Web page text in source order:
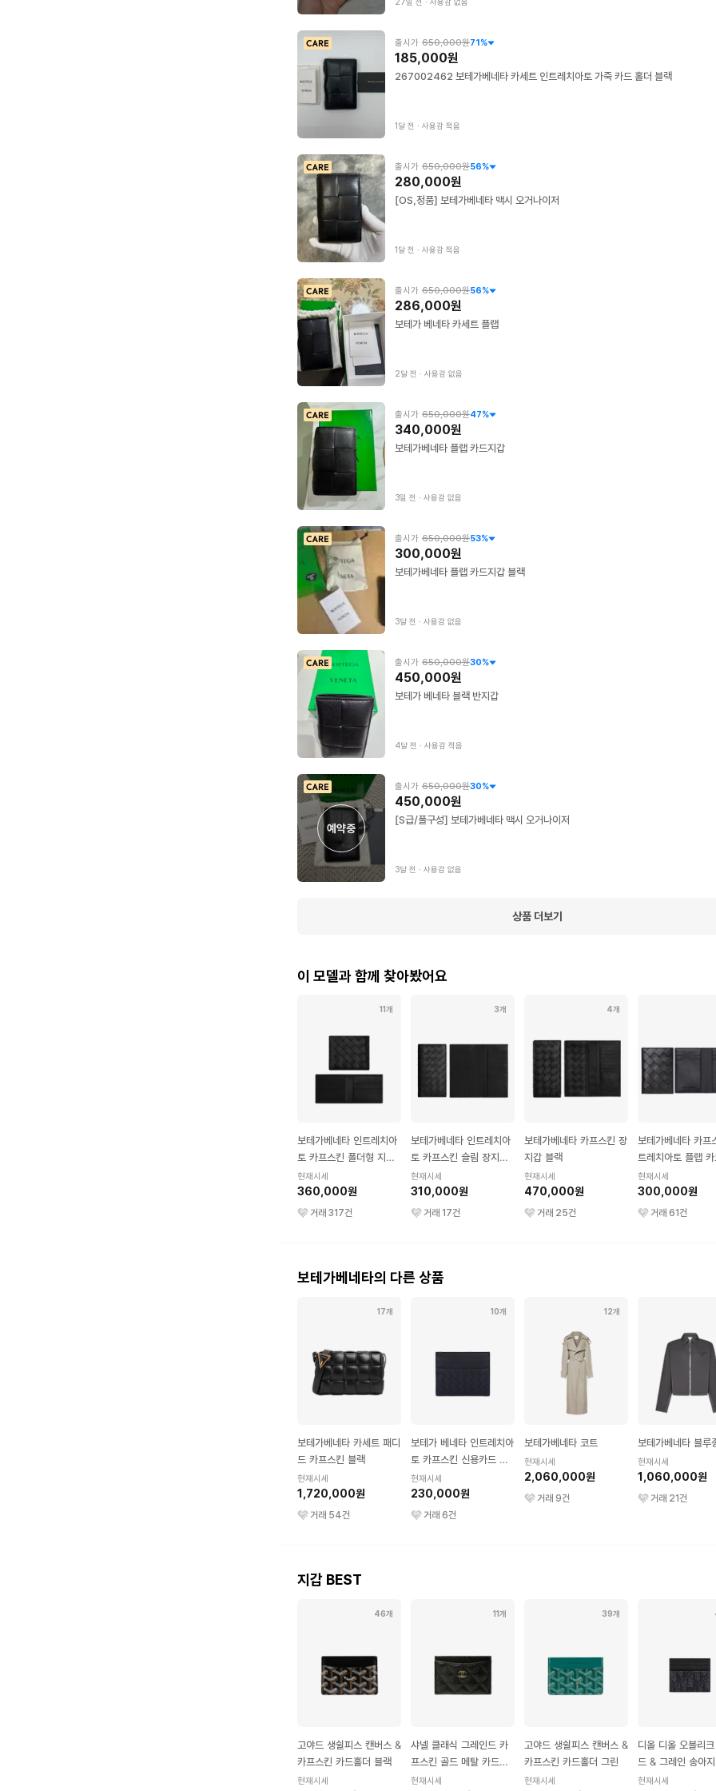
출시가 650,000원71%
185,000원
267002462 보테가베네타 카세트 인트레치아토 가죽 카드 홀더 블랙
1달 전 ∙ 사용감 적음
출시가 650,000원56%
280,000원
[OS,정품] 보테가베네타 맥시 오거나이저
1달 전 ∙ 사용감 적음
출시가 650,000원56%
286,000원
보테가 베네타 카세트 플랩
2달 전 ∙ 사용감 없음
출시가 650,000원47%
340,000원
보테가베네타 플랩 카드지갑
3일 전 ∙ 사용감 없음
출시가 650,000원53%
300,000원
보테가베네타 플랩 카드지갑 블랙
3달 전 ∙ 사용감 없음
출시가 650,000원30%
450,000원
보테가 베네타 블랙 반지갑
4달 전 ∙ 사용감 적음
예약중
출시가 650,000원30%
450,000원
[S급/풀구성] 보테가베네타 맥시 오거나이저
3달 전 ∙ 사용감 없음
상품 더보기
이 모델과 함께 찾아봤어요
11개
보테가베네타 인트레치아
토 카프스킨 폴더형 지갑
블랙
현재시세
360,000원
거래 317건
3개
보테가베네타 인트레치아
토 카프스킨 슬림 장지갑
블랙
현재시세
310,000원
거래 17건
4개
보테가베네타 카프스킨 장
지갑 블랙
현재시세
470,000원
거래 25건
보테가베네타 카프
트레치아토 플랩
이스 블랙
현재시세
300,000원
거래 61건
보테가베네타의 다른 상품
17개
보테가베네타 카세트 패디
드 카프스킨 블랙
현재시세
1,720,000원
거래 54건
10개
보테가 베네타 인트레치아
토 카프스킨 신용카드 케
이스 블랙
현재시세
230,000원
거래 6건
12개
보테가베네타 코트
현재시세
2,060,000원
거래 9건
보테가베네타 블루
현재시세
1,060,000원
거래 21건
지갑 BEST
46개
고야드 생쉴피스 캔버스 &
카프스킨 카드홀더 블랙
현재시세
11개
샤넬 클래식 그레인드 카
프스킨 골드 메탈 카드홀
더 블랙
현재시세
39개
고야드 생쉴피스 캔버스 &
카프스킨 카드홀더 그린
현재시세
디올 디올 오블리
드 & 그레인 송아
카드 지갑 블랙
현재시세